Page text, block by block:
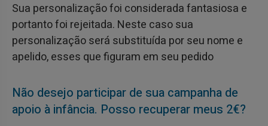
Sua personalização foi considerada fantasiosa e
portanto foi rejeitada. Neste caso sua
personalização será substituída por seu nome e
apelido, esses que figuram em seu pedido
Não desejo participar de sua campanha de
apoio à infância. Posso recuperar meus 2€?